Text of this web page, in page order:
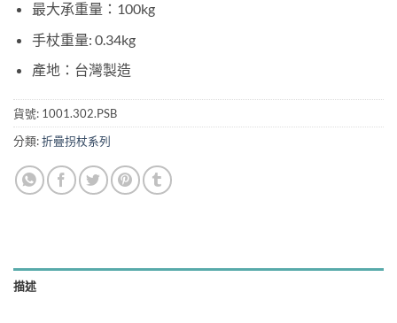
最大承重量：100kg
手杖重量: 0.34kg
產地：台灣製造
貨號: 1001.302.PSB
分類:折疊拐杖系列
描述